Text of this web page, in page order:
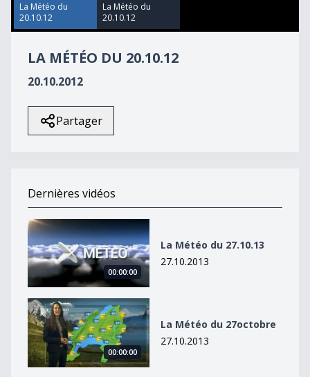
13
seconds
La Météo du
20.10.12
La Météo du
20.10.12
LA MÉTÉO DU 20.10.12
20.10.2012
Partager
Dernières vidéos
La Météo du 27.10.13
00:00:00
La Météo du 27.10.13
27.10.2013
La Météo du 27octobre
00:00:00
La Météo du 27octobre
27.10.2013